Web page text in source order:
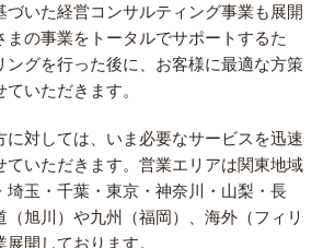
づいた経営コンサルティング事業も展開
まの事業をトータルでサポートするた
ングを行った後に、お客様に最適な方策
いただきます。
に対しては、いま必要なサービスを迅速
いただきます。 営業エリアは関東地域
埼玉・千葉・東京・神奈川・山梨・長
（旭川）や九州（福岡）、海外（フィリ
開しております。